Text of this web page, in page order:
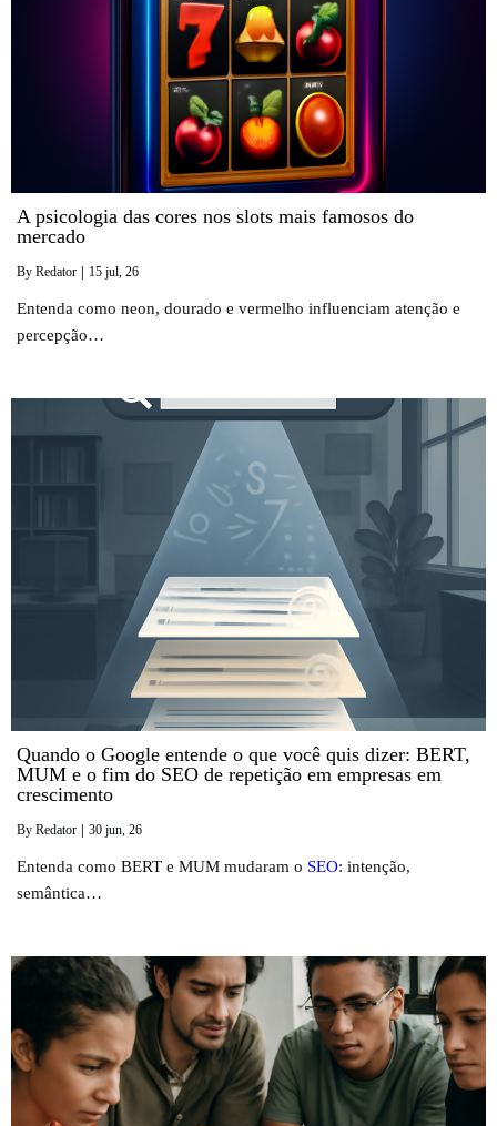
A psicologia das cores nos slots mais famosos do
mercado
By Redator 15 jul, 26
Entenda como neon, dourado e vermelho influenciam atenção e
percepção…
Quando o Google entende o que você quis dizer: BERT,
MUM e o fim do SEO de repetição em empresas em
crescimento
By Redator | 30 jun, 26
Entenda como BERT e MUM mudaram o SEO: intenção,
semântica…